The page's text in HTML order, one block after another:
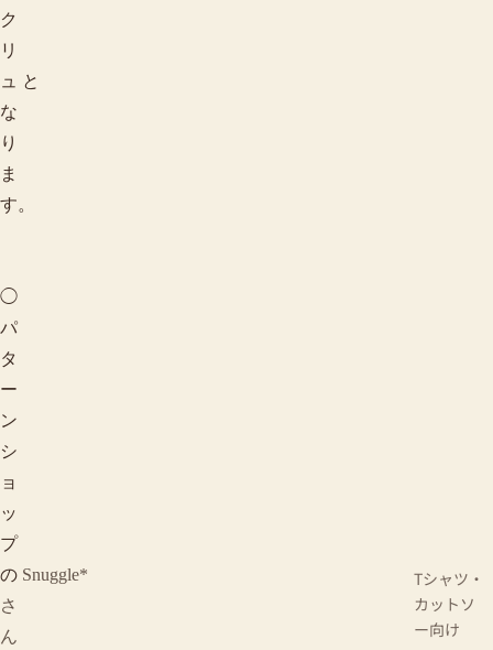
Tシャツ・
カットソ
ー向け
ク
リ
ュ と
な
り
ま
す。
◯
パ
タ
ー
ン
シ
ョ
ッ
プ
の Snuggle*
さ
ん